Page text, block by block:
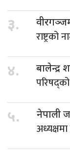
३.
राष्ट्रको
४. बालेन्द्र
५. नेपाली